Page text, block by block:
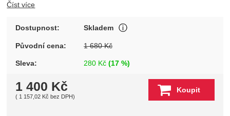
Číst více
Dostupnost: Skladem
Původní cena: 1 680Kč
Sleva: 280 Kč (17 %)
1 400 Kč
( 1 157,02 Kč bez DPH)
Koupit